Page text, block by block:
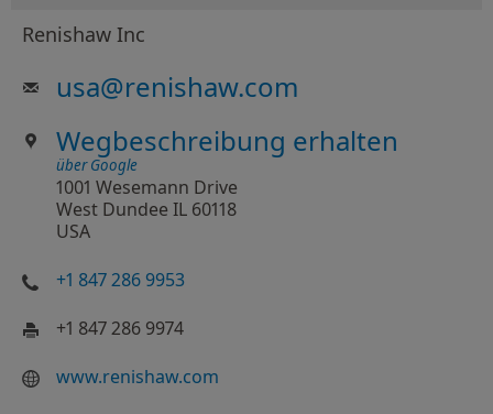
Renishaw Inc
usa@renishaw.com
Wegbeschreibung erhalten
über Google
1001 Wesemann Drive
West Dundee IL 60118
USA
+1 847 286 9953
+1 847 286 9974
www.renishaw.com